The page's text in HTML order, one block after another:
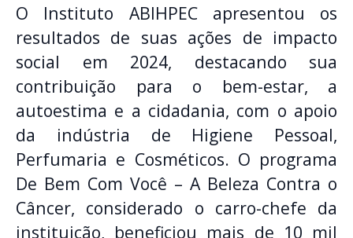
O Instituto ABIHPEC apresentou os
resultados de suas ações de impacto
social em 2024, destacando sua
contribuição para o bem-estar, a
autoestima e a cidadania, com o apoio
da indústria de Higiene Pessoal,
Perfumaria e Cosméticos. O programa
De Bem Com Você – A Beleza Contra o
Câncer, considerado o carro-chefe da
instituição, beneficiou mais de 10 mil